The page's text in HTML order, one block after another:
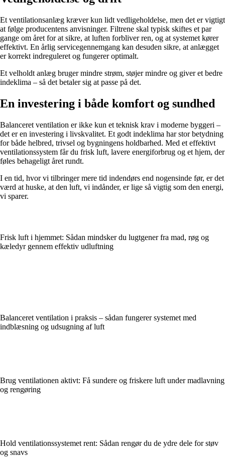
Et ventilationsanlæg kræver kun lidt vedligeholdelse, men det er vigtigt
at følge producentens anvisninger. Filtrene skal typisk skiftes et par
gange om året for at sikre, at luften forbliver ren, og at systemet kører
effektivt. En årlig servicegennemgang kan desuden sikre, at anlægget
er korrekt indreguleret og fungerer optimalt.
Et velholdt anlæg bruger mindre strøm, støjer mindre og giver et bedre
indeklima – så det betaler sig at passe på det.
En investering i både komfort og sundhed
Balanceret ventilation er ikke kun et teknisk krav i moderne byggeri –
det er en investering i livskvalitet. Et godt indeklima har stor betydning
for både helbred, trivsel og bygningens holdbarhed. Med et effektivt
ventilationssystem får du frisk luft, lavere energiforbrug og et hjem, der
føles behageligt året rundt.
I en tid, hvor vi tilbringer mere tid indendørs end nogensinde før, er det
værd at huske, at den luft, vi indånder, er lige så vigtig som den energi,
vi sparer.
Frisk luft i hjemmet: Sådan mindsker du lugtgener fra mad, røg og
kæledyr gennem effektiv udluftning
Balanceret ventilation i praksis – sådan fungerer systemet med
indblæsning og udsugning af luft
Brug ventilationen aktivt: Få sundere og friskere luft under madlavning
og rengøring
Hold ventilationssystemet rent: Sådan rengør du de ydre dele for støv
og snavs